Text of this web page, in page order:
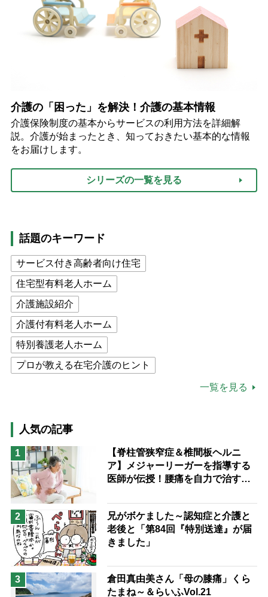
介護の「困った」を解決！介護の基本情報
介護保険制度の基本からサービスの利用方法を詳細解
説。介護が始まったとき、知っておきたい基本的な情報
をお届けします。
シリーズの一覧を見る
話題のキーワード
サービス付き高齢者向け住宅
住宅型有料老人ホーム
介護施設紹介
介護付有料老人ホーム
特別養護老人ホーム
プロが教える在宅介護のヒント
猫が母になつきません
息子の遠距離介護サバイバル術
兄がボケました
便利なサービス
予防法
一覧を見る
人気の記事
1
【脊柱管狭窄症＆椎間板ヘルニ
ア】メジャーリーガーを指導する
医師が伝授！腰痛を自力で治す運
2
兄がボケました～認知症と介護と
老後と「第84回『特別送達』が届
きました」
3
倉田真由美さん「母の膝痛」くら
たまね～＆らいふVol.21